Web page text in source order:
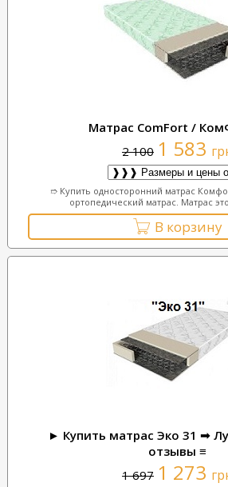
Матрас ComFort /
2 100 1 583
➱ Купить односторонний матрас
ортопедический матрас. Матрас
В корзину
► Купить матрас Эко 31 ➟
отзывы ≡
1 697 1 273